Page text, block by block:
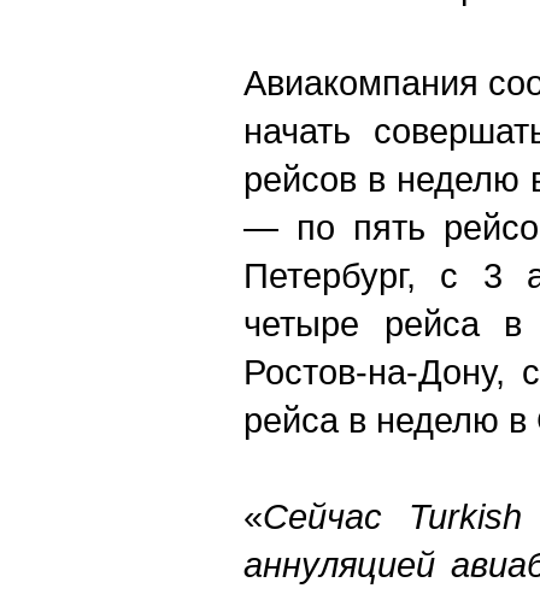
Авиакомпания
начать
рейсов в неделю
— по пять
Петербург, с 3
четыре рейса
Ростов-на-Дону,
рейса в неделю
«Сейчас
аннуляцией